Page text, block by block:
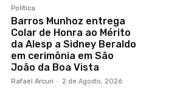
Política
Barros Munhoz entrega
Colar de Honra ao Mérito
da Alesp a Sidney Beraldo
em cerimônia em São
João da Boa Vista
Rafael Arcuri - 2 de Agosto, 2026